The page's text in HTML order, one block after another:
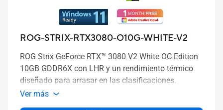
ROG-STRIX-RTX3080-O10G-WHITE-V2
ROG Strix GeForce RTX™ 3080 V2 White OC Edition
10GB GDDR6X con LHR y un rendimiento térmico
diseñado para arrasar en las clasificaciones.
Ver más